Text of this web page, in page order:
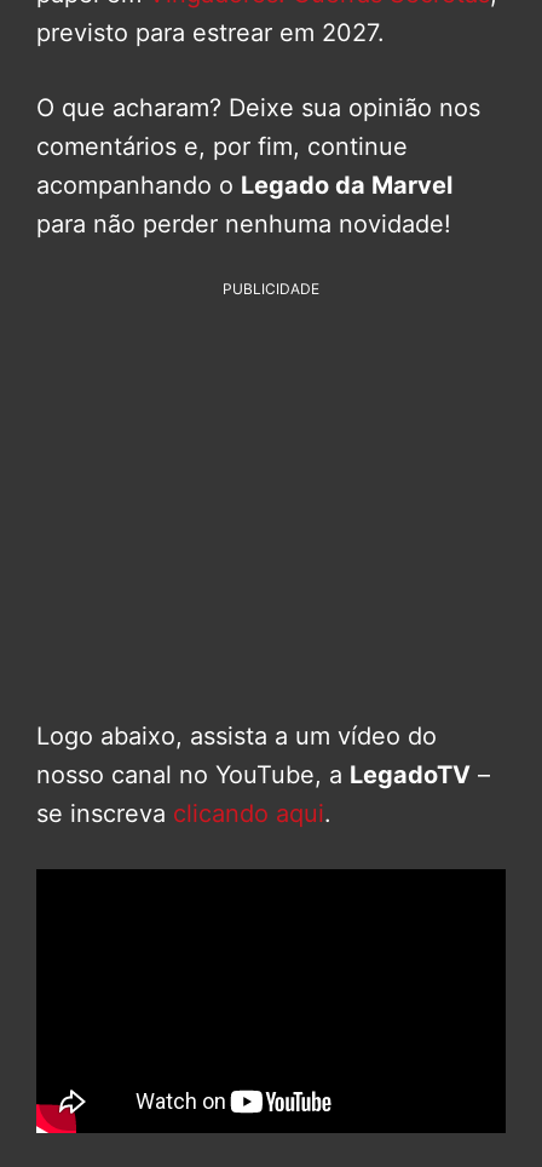
previsto para estrear em 2027.
O que acharam? Deixe sua opinião nos
comentários e, por fim, continue
acompanhando o Legado da Marvel
para não perder nenhuma novidade!
PUBLICIDADE
Logo abaixo, assista a um vídeo do
nosso canal no YouTube, a LegadoTV –
se inscreva clicando aqui.